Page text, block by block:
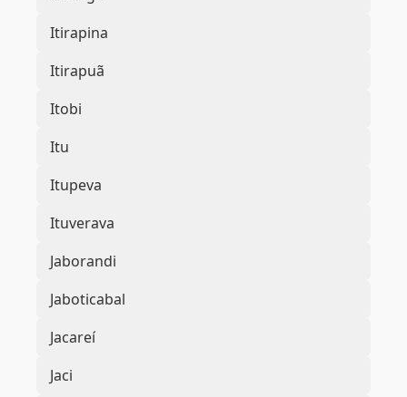
Itirapina
Itirapuã
Itobi
Itu
Itupeva
Ituverava
Jaborandi
Jaboticabal
Jacareí
Jaci